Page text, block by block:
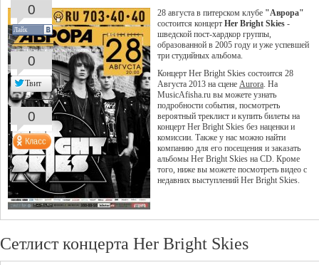
28 августа в питерском клубе "Аврора"
состоится концерт Her Bright Skies -
шведской пост-хардкор группы,
образованной в 2005 году и уже успевшей
три студийных альбома.
Концерт Her Bright Skies состоится 28
Августа 2013 на сцене Aurora. На
MusicAfisha.ru вы можете узнать
подробности события, посмотреть
вероятный треклист и купить билеты на
концерт Her Bright Skies без наценки и
комиссии. Также у нас можно найти
компанию для его посещения и заказать
альбомы Her Bright Skies на CD. Кроме
того, ниже вы можете посмотреть видео с
недавних выступлений Her Bright Skies.
Сетлист концерта Her Bright Skies
0
Лайк
0
Твит
0